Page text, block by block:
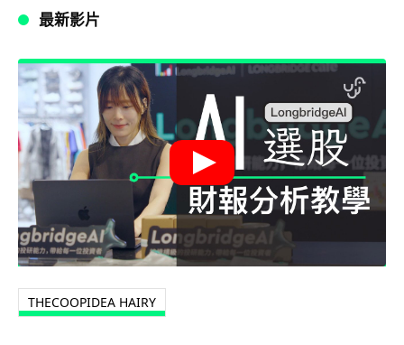
最新影片
THECOOPIDEA HAIRY